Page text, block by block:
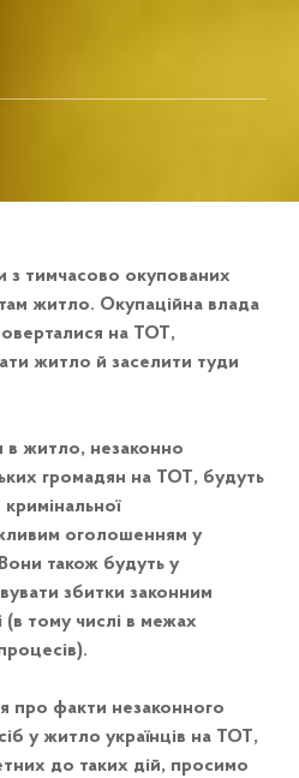
з тимчасово окупованих
житло. Окупаційна влада
на ТОТ,
житло й заселити туди
в житло, незаконно
громадян на ТОТ, будуть
оголошенням у
також будуть у
збитки законним
(в тому числі в межах
про факти незаконного
у житло українців на ТОТ,
до таких дій, просимо